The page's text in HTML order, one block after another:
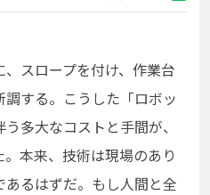
スロープを付け、作業台
する。こうした「ロボッ
多大なコストと手間が、
本来、技術は現場のあり
るはずだ。もし人間と全